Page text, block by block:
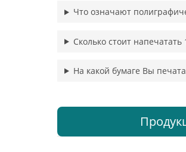
Что означают
Сколько стоит напечатать
На какой бумаге Вы